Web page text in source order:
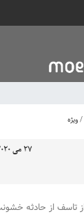
/ویژه
27 می 2020 - 23:01
تاسف از حادثه